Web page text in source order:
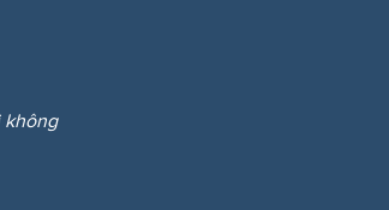
không